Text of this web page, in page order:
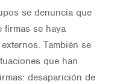
se denuncia que
firmas se haya
También se
que han
desaparición de